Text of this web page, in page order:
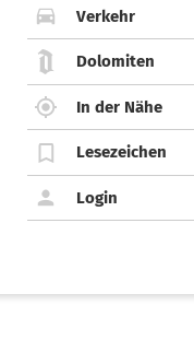
Verkehr
Dolomiten
In der Nähe
Lesezeichen
Login